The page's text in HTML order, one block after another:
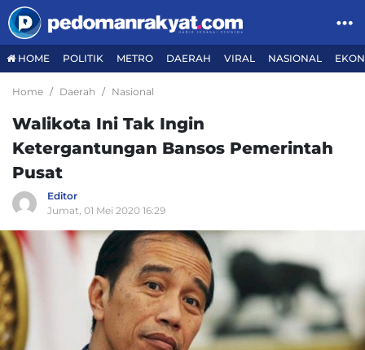
HOME POLITIK METRO DAERAH VIRAL NASIONAL
Home Daerah Nasional
Walikota Ini Tak Ingin
Ketergantungan Bansos Pemerintah
Pusat
Editor
Jumat, 01 Mei 2020 16:29